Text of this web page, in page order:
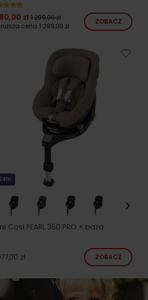
zł 1 299,00 zł
cena 1 299,00 zł
ZOBACZ
Cosi PEARL 360 PRO + baza
zł ZOBACZ